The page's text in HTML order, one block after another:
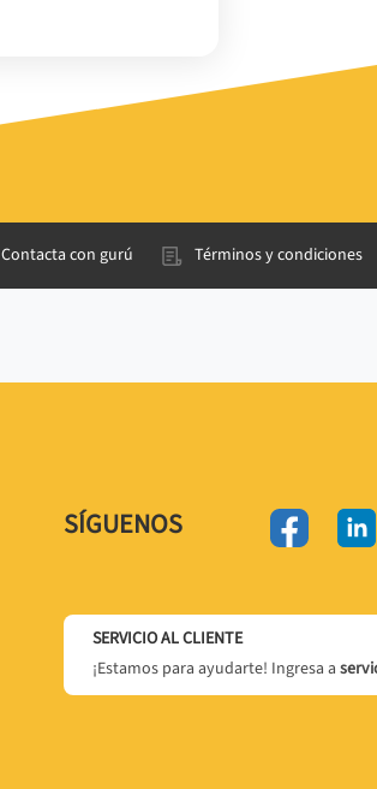
Contacta con gurú Términos y condiciones
SÍGUENOS
SERVICIO AL CLIENTE
¡Estamos para ayudarte! Ingresa a